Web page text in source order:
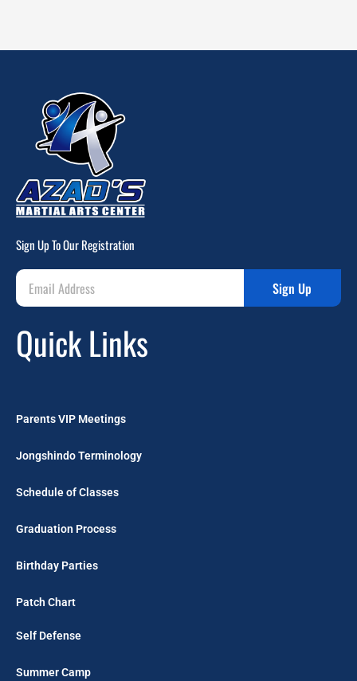
Sign Up To Our Registration
Sign Up
Quick Links
Parents VIP Meetings
Jongshindo Terminology
Schedule of Classes
Graduation Process
Birthday Parties
Patch Chart
Self Defense
Summer Camp